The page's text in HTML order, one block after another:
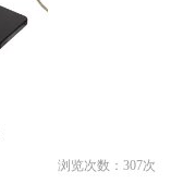
浏览次数： 307次